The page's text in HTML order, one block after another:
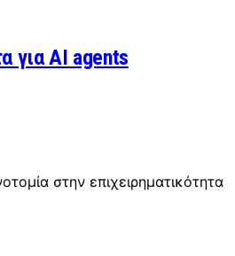
για AI agents
στην επιχειρηματικότητα